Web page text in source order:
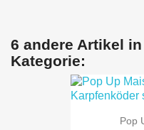
6 andere Artikel
Kategorie:
Pop